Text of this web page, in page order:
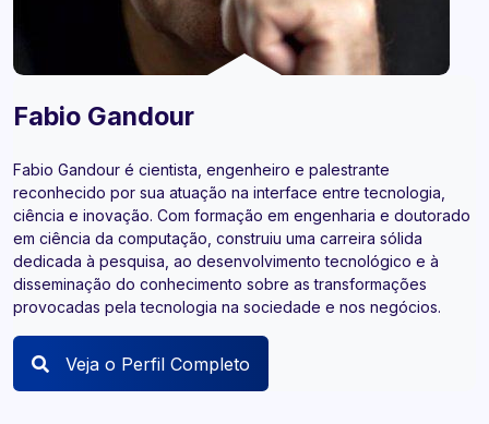
Fabio Gandour
Fabio Gandour é cientista, engenheiro e palestrante
reconhecido por sua atuação na interface entre tecnologia,
ciência e inovação. Com formação em engenharia e doutorado
em ciência da computação, construiu uma carreira sólida
dedicada à pesquisa, ao desenvolvimento tecnológico e à
disseminação do conhecimento sobre as transformações
provocadas pela tecnologia na sociedade e nos negócios.
Veja o Perfil Completo